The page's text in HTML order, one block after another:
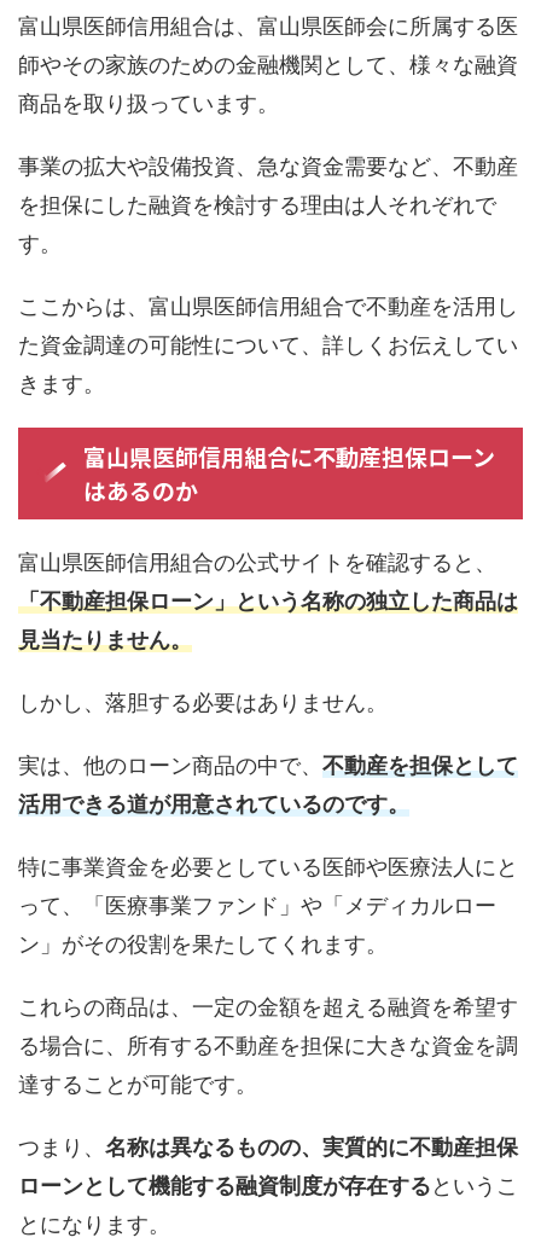
富山県医師信用組合は、富山県医師会に所属する医
師やその家族のための金融機関として、様々な融資
商品を取り扱っています。
事業の拡大や設備投資、急な資金需要など、不動産
を担保にした融資を検討する理由は人それぞれで
す。
ここからは、富山県医師信用組合で不動産を活用し
た資金調達の可能性について、詳しくお伝えしてい
きます。
富山県医師信用組合に不動産担保ローン
はあるのか
富山県医師信用組合の公式サイトを確認すると、
「不動産担保ローン」という名称の独立した商品は
見当たりません。
しかし、落胆する必要はありません。
実は、他のローン商品の中で、 不動産を担保として
活用できる道が用意されているのです。
特に事業資金を必要としている医師や医療法人にと
って、「医療事業ファンド」や「メディカルロー
ン」がその役割を果たしてくれます。
これらの商品は、一定の金額を超える融資を希望す
る場合に、所有する不動産を担保に大きな資金を調
達することが可能です。
つまり、 名称は異なるものの、実質的に不動産担保
ローンとして機能する融資制度が存在するというこ
とになります。